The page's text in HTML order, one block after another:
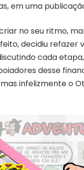
em uma
no seu ritmo,
decidiu
cada
desse
infelizmente o